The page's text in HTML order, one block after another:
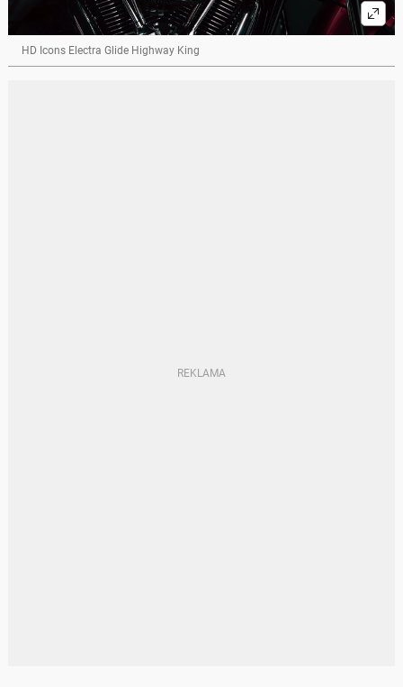
HD Icons Electra Glide Highway King